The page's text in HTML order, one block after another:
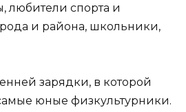
любители спорта и
и района, школьники,
зарядки, в которой
юные физкультурники.